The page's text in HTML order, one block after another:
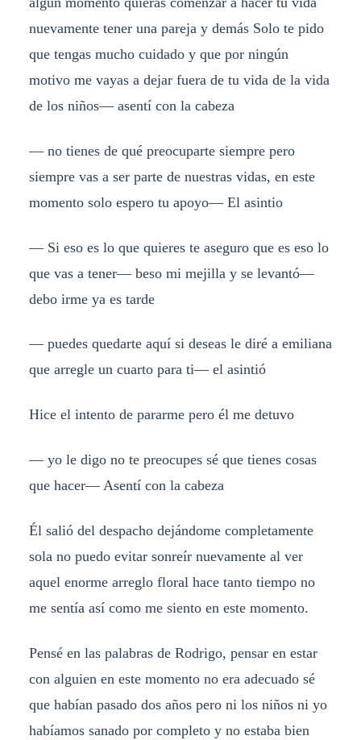
nuevamente tener una pareja y demás Solo te pido
que tengas mucho cuidado y que por ningún
motivo me vayas a dejar fuera de tu vida de la vida
de los niños— asentí con la cabeza
— no tienes de qué preocuparte siempre pero
siempre vas a ser parte de nuestras vidas, en este
momento solo espero tu apoyo— El asintio
— Si eso es lo que quieres te aseguro que es eso lo
que vas a tener— beso mi mejilla y se levantó—
debo irme ya es tarde
— puedes quedarte aquí si deseas le diré a emiliana
que arregle un cuarto para ti— el asintió
Hice el intento de pararme pero él me detuvo
— yo le digo no te preocupes sé que tienes cosas
que hacer— Asentí con la cabeza
Él salió del despacho dejándome completamente
sola no puedo evitar sonreír nuevamente al ver
aquel enorme arreglo floral hace tanto tiempo no
me sentía así como me siento en este momento.
Pensé en las palabras de Rodrigo, pensar en estar
con alguien en este momento no era adecuado sé
que habían pasado dos años pero ni los niños ni yo
habíamos sanado por completo y no estaba bien